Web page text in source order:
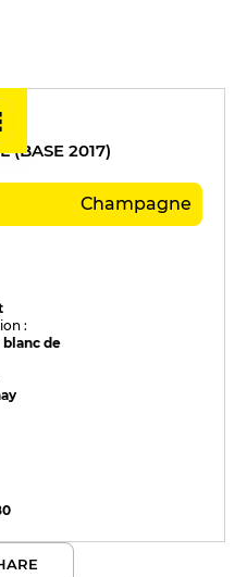
(BASE 2017)
Champagne
:
blanc de